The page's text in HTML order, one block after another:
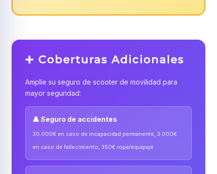
➕ Coberturas Adicionales
Amplíe su seguro de scooter de movilidad para
mayor seguridad:
👤 Seguro de accidentes
30.000€ en caso de incapacidad permanente, 3.000€
en caso de fallecimiento, 350€ ropa/equipaje